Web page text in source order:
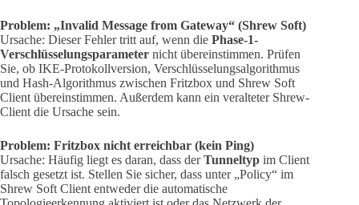
Problem: „Invalid Message from Gateway“ (Shrew Soft)
Ursache: Dieser Fehler tritt auf, wenn die Phase-1-
Verschlüsselungsparameter nicht übereinstimmen. Prüfen
Sie, ob IKE-Protokollversion, Verschlüsselungsalgorithmus
und Hash-Algorithmus zwischen Fritzbox und Shrew Soft
Client übereinstimmen. Außerdem kann ein veralteter Shrew-
Client die Ursache sein.
Problem: Fritzbox nicht erreichbar (kein Ping)
Ursache: Häufig liegt es daran, dass derTunneltyp im Client
falsch gesetzt ist. Stellen Sie sicher, dass unter „Policy“ im
Shrew Soft Client entweder die automatische